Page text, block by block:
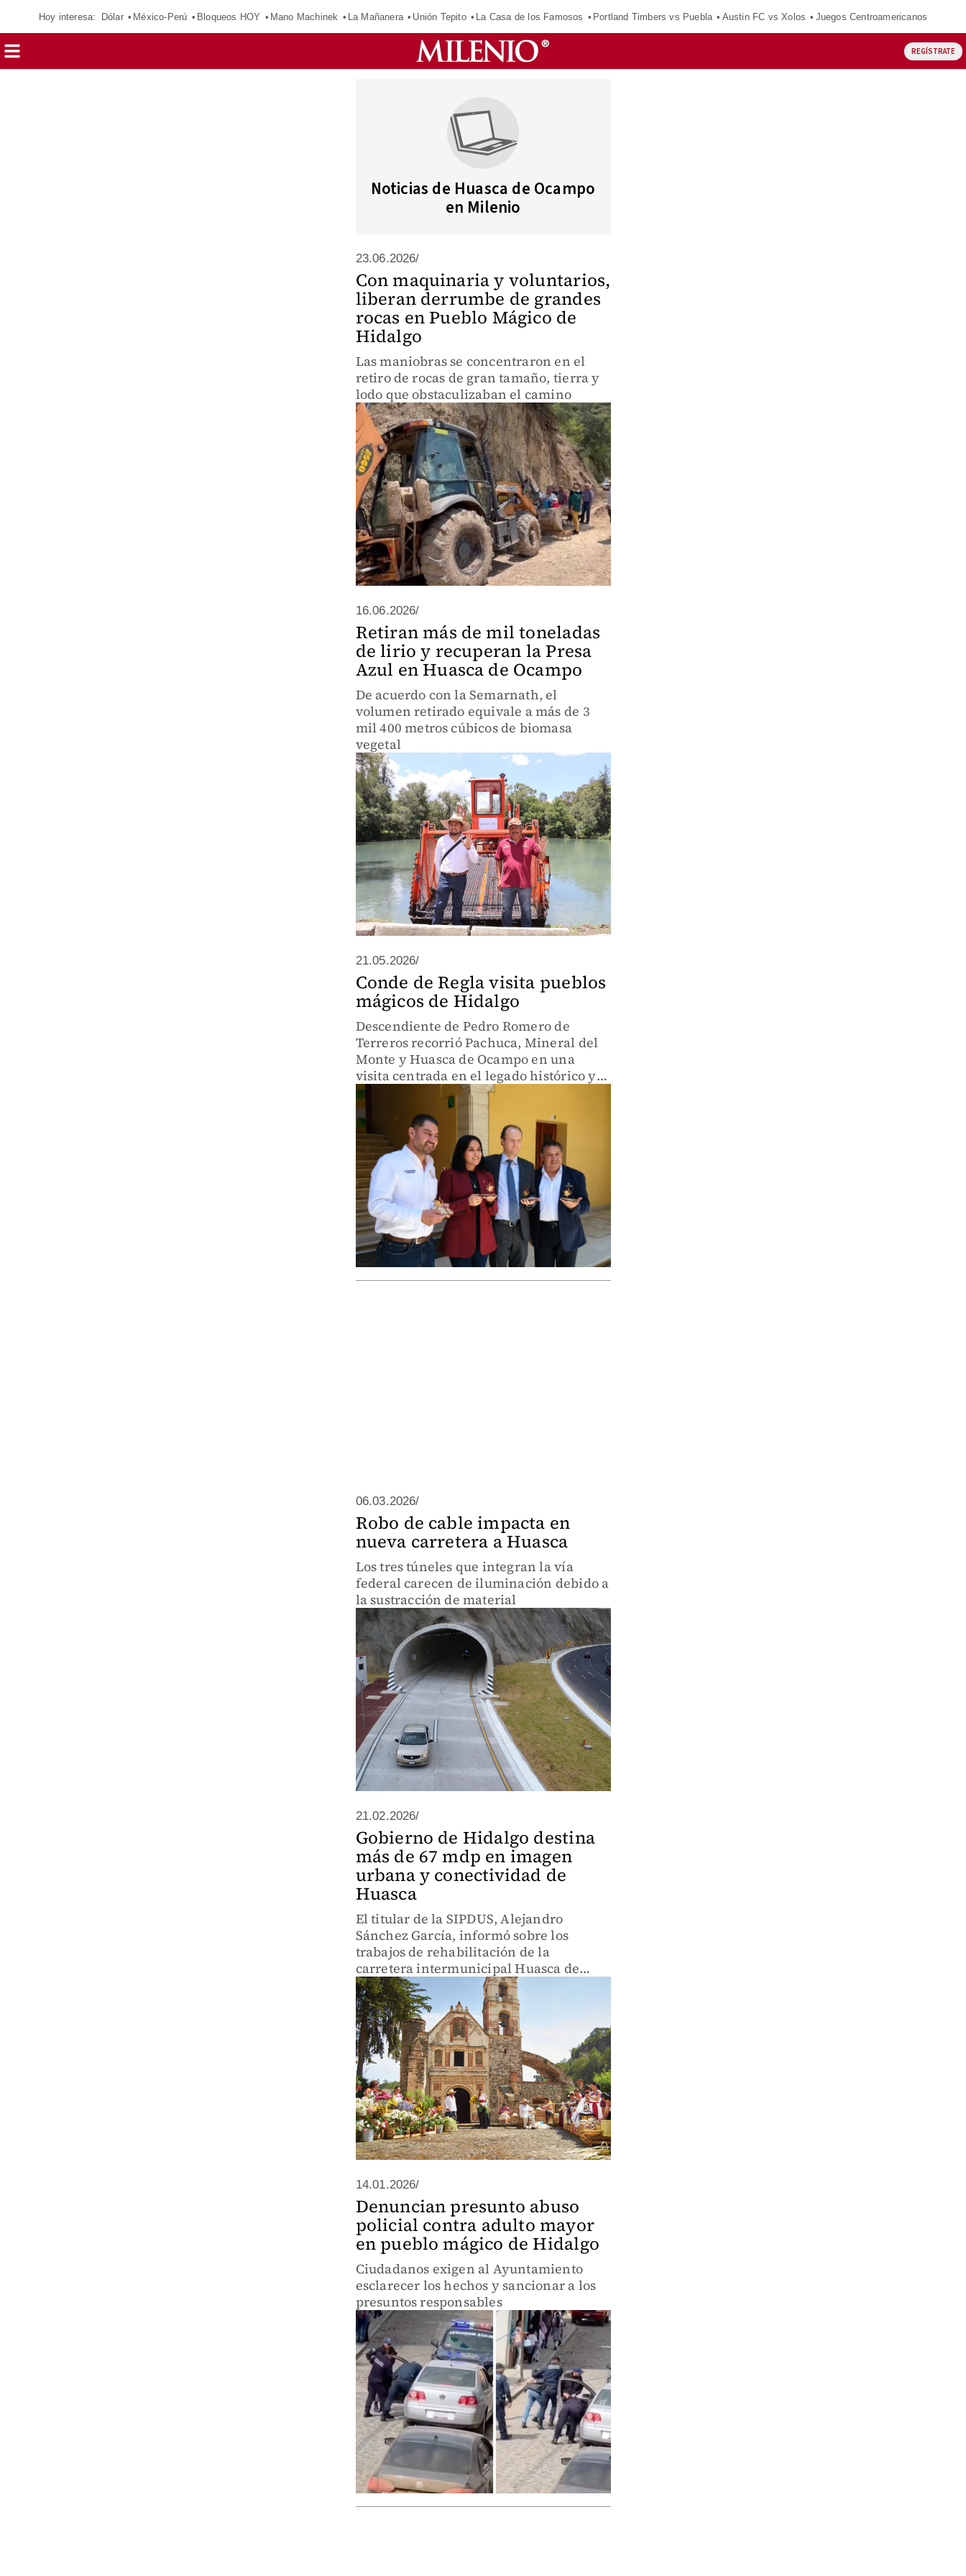
Hoy interesa: Dólar México-Perú Bloqueos HOY Mano Machinek La Mañanera Unión Tepito La Casa de los Famosos Portland Timbers vs Puebla Austin FC vs Xolos Juegos Centroamericanos
REGÍSTRATE
Noticias de Huasca de Ocampo
en Milenio
23.06.2026/
Con maquinaria y voluntarios,
liberan derrumbe de grandes
rocas en Pueblo Mágico de
Hidalgo
Las maniobras se concentraron en el
retiro de rocas de gran tamaño, tierra y
lodo que obstaculizaban el camino
16.06.2026/
Retiran más de mil toneladas
de lirio y recuperan la Presa
Azul en Huasca de Ocampo
De acuerdo con la Semarnath, el
volumen retirado equivale a más de 3
mil 400 metros cúbicos de biomasa
vegetal
21.05.2026/
Conde de Regla visita pueblos
mágicos de Hidalgo
Descendiente de Pedro Romero de
Terreros recorrió Pachuca, Mineral del
Monte y Huasca de Ocampo en una
visita centrada en el legado histórico y
minero de la región.
06.03.2026/
Robo de cable impacta en
nueva carretera a Huasca
Los tres túneles que integran la vía
federal carecen de iluminación debido a
la sustracción de material
21.02.2026/
Gobierno de Hidalgo destina
más de 67 mdp en imagen
urbana y conectividad de
Huasca
El titular de la SIPDUS, Alejandro
Sánchez García, informó sobre los
trabajos de rehabilitación de la
carretera intermunicipal Huasca de
Ocampo-Tulancingo
14.01.2026/
Denuncian presunto abuso
policial contra adulto mayor
en pueblo mágico de Hidalgo
Ciudadanos exigen al Ayuntamiento
esclarecer los hechos y sancionar a los
presuntos responsables